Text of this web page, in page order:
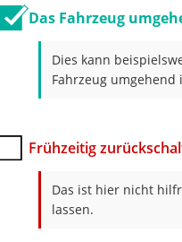
Das Fahrzeug
Dies kann
Fahrzeug
Frühzeitig
Das ist hier nicht
lassen.